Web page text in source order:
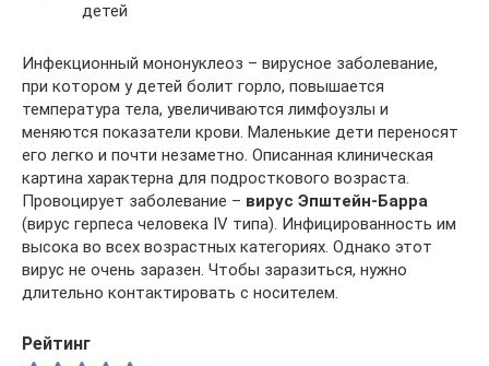
детей
Инфекционный мононуклеоз – вирусное заболевание,
при котором у детей болит горло, повышается
температура тела, увеличиваются лимфоузлы и
меняются показатели крови. Маленькие дети переносят
его легко и почти незаметно. Описанная клиническая
картина характерна для подросткового возраста.
Провоцирует заболевание – вирус Эпштейн-Барра
(вирус герпеса человека IV типа). Инфицированность им
высока во всех возрастных категориях. Однако этот
вирус не очень заразен. Чтобы заразиться, нужно
длительно контактировать с носителем.
Рейтинг